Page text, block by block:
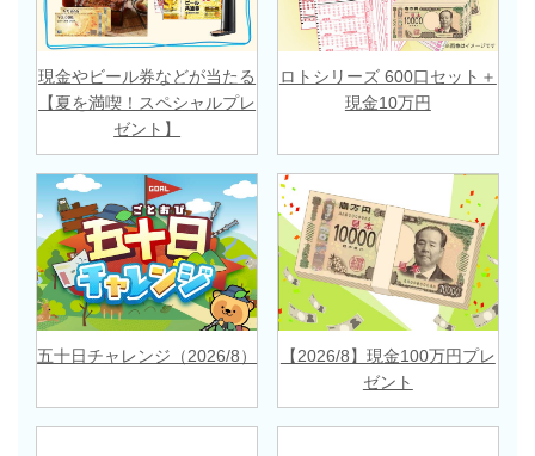
現金やビール券などが当たる
【夏を満喫！スペシャルプレ
ゼント】
ロトシリーズ 600口セット＋
現金10万円
五十日チャレンジ（2026/8）
【2026/8】現金100万円プレ
ゼント